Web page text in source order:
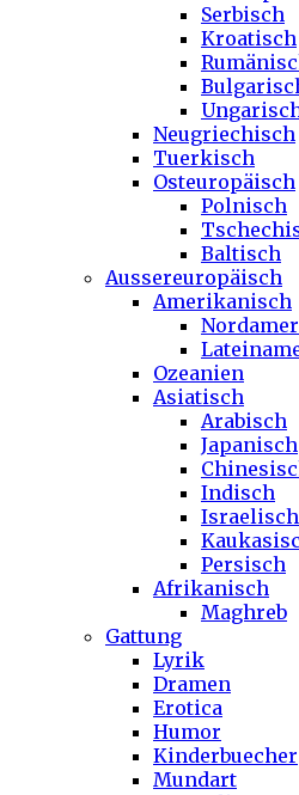
Serbisch
Kroatisch
Neugriechisch
Tuerkisch
Osteuropäisch
Polnisch
Baltisch
Aussereuropäisch
Amerikanisch
Ozeanien
Asiatisch
Arabisch
Japanisch
Indisch
Persisch
Afrikanisch
Maghreb
Gattung
Lyrik
Dramen
Erotica
Humor
Kinderbuecher
Mundart